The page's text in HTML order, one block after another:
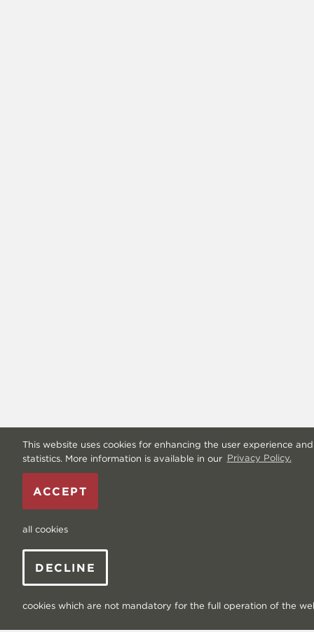
This website uses cookies for enhancing the user experience
statistics. More information is available in our Privacy Policy.
DECLINE
cookies which are not mandatory for the full operation of the
ACCEPT
all cookies